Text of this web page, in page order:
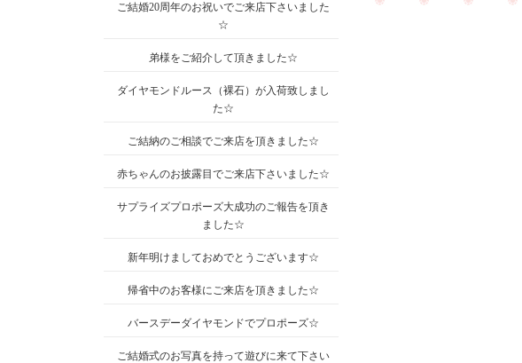
ご結婚20周年のお祝いでご来店下さいました
☆
弟様をご紹介して頂きました☆
ダイヤモンドルース（裸石）が入荷致しまし
た☆
ご結納のご相談でご来店を頂きました☆
赤ちゃんのお披露目でご来店下さいました☆
サプライズプロポーズ大成功のご報告を頂き
ました☆
新年明けましておめでとうございます☆
帰省中のお客様にご来店を頂きました☆
バースデーダイヤモンドでプロポーズ☆
ご結婚式のお写真を持って遊びに来て下さい